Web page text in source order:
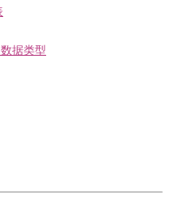
据类型